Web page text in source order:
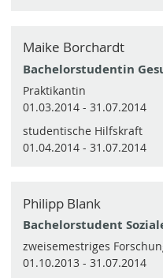
Maike Borchardt
Bachelorstudentin
Praktikantin
01.03.2014 - 31.07.2014
studentische Hilfskraft
01.04.2014 - 31.07.2014
Philipp Blank
Bachelorstudent
zweisemestriges
01.10.2013 - 31.07.2014